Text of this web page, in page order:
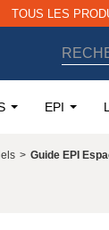
EPI
> Guide EPI